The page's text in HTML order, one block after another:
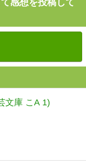
感想を投稿して
文庫 こA 1)